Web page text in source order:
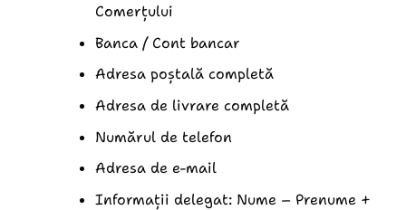
Comerțului
Banca / Cont bancar
Adresa poștală completă
Adresa de livrare completă
Numărul de telefon
Adresa de e-mail
Informații delegat: Nume – Prenume +